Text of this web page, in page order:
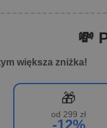
💸
większa zniżka!
🎁
od 299 zł